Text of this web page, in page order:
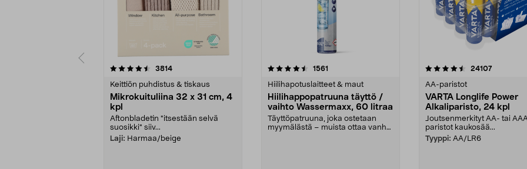
3814arvostelut
Keittiön puhdistus & tiskaus
Mikrokuituliina 32 x 31 cm, 4
kpl
Aftonbladetin "itsestään selvä
suosikki" siiv...
Laji: Harmaa/beige
4.5viidestä
1561
Hiilihapotuslaitteet & maut
Hiilihappopatruuna täyttö /
vaihto Wassermaxx, 60 litraa
Täyttöpatruuna, joka ostetaan
myymälästä – muista ottaa vanha
4.5viidestä
24107arvostelut
AA-paristot
VARTA Longlife Power
Alkaliparisto, 24 kpl
Joutsenmerkityt AA- tai
paristot kaukosää...
Tyyppi: AA/LR6
4.5viidestä